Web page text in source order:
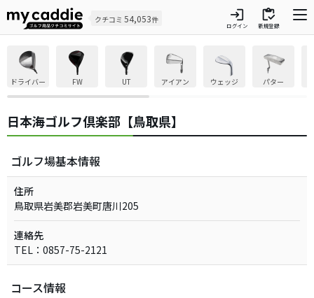
クチコミ 54,053件 login
ログイン
inventory
新規登録
ドライバー FW UT アイアン ウェッジ パター
日本海ゴルフ倶楽部【鳥取県】
ゴルフ場基本情報
住所
鳥取県岩美郡岩美町唐川205
連絡先
TEL：0857-75-2121
コース情報